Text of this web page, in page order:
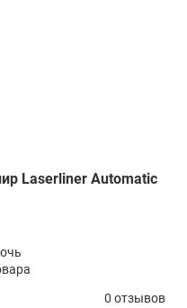
Laserliner Automatic
0 отзывов